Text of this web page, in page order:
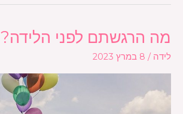
מה הרגשתם לפני הלידה?
לידה / 8 במרץ 2023
מה